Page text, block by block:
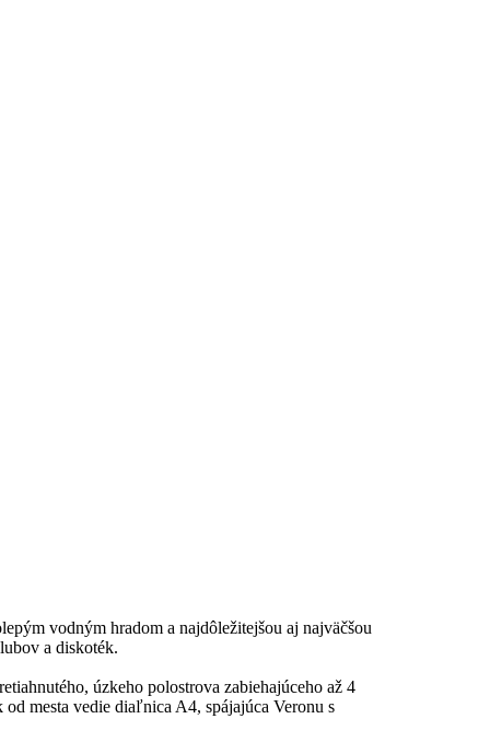
vodným hradom a najdôležitejšou aj najväčšou
a diskoték.
úzkeho polostrova zabiehajúceho až 4
mesta vedie diaľnica A4, spájajúca Veronu s